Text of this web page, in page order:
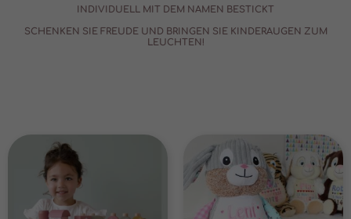
INDIVIDUELL MIT DEM NAMEN BESTICKT
SCHENKEN SIE FREUDE UND BRINGEN SIE KINDERAUGEN ZUM
LEUCHTEN!